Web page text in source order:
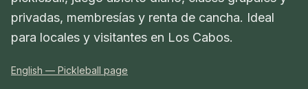
privadas, membresías y renta de cancha. Ideal
para locales y visitantes en Los Cabos.
English — Pickleball page